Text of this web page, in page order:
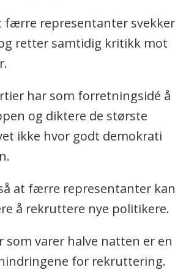
færre representanter svekker
retter samtidig kritikk mot
har som forretningsidé å
og diktere de største
ikke hvor godt demokrati
at færre representanter kan
å rekruttere nye politikere.
som varer halve natten er en
for rekruttering.